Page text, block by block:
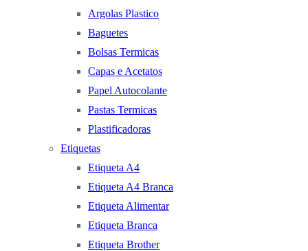
Argolas Plastico
Baguetes
Bolsas Termicas
Capas e Acetatos
Papel Autocolante
Pastas Termicas
Plastificadoras
Etiquetas
Etiqueta A4
Etiqueta A4 Branca
Etiqueta Alimentar
Etiqueta Branca
Etiqueta Brother